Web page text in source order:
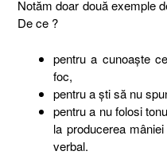
Notăm doar două exemple
De ce ?
pentru a cunoaște
foc,
pentru a ști să nu
pentru a nu folosi
la producerea
verbal.